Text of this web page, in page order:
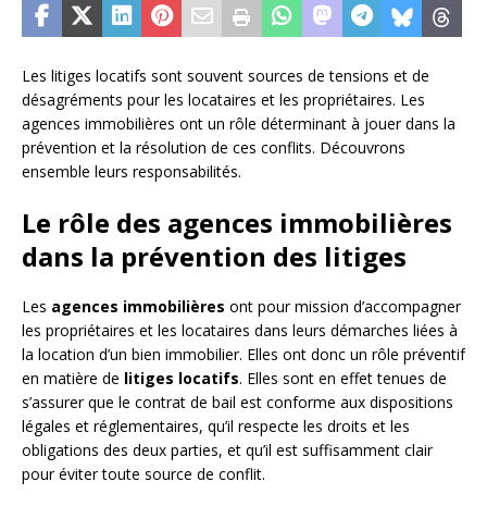
Les litiges locatifs sont souvent sources de tensions et de
désagréments pour les locataires et les propriétaires. Les
agences immobilières ont un rôle déterminant à jouer dans la
prévention et la résolution de ces conflits. Découvrons
ensemble leurs responsabilités.
Le rôle des agences immobilières
dans la prévention des litiges
Les agences immobilières ont pour mission d’accompagner
les propriétaires et les locataires dans leurs démarches liées à
la location d’un bien immobilier. Elles ont donc un rôle préventif
en matière de litiges locatifs. Elles sont en effet tenues de
s’assurer que le contrat de bail est conforme aux dispositions
légales et réglementaires, qu’il respecte les droits et les
obligations des deux parties, et qu’il est suffisamment clair
pour éviter toute source de conflit.